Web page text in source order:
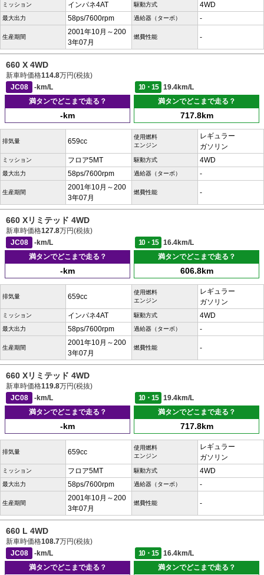
ミッション インパネ4AT 駆動方式 4WD
最大出力 58ps/7600rpm 過給器（ターボ） -
生産期間
2001年10月～200
3年07月
燃費性能 -
660 X 4WD
新車時価格114.8万円(税抜)
JC08
-km/L 10・15
19.4km/L
満タンでどこまで走る？
-km
満タンでどこまで走る？
717.8km
排気量 659cc
使用燃料
エンジン
レギュラー
ガソリン
ミッション フロア5MT 駆動方式 4WD
最大出力 58ps/7600rpm 過給器（ターボ） -
生産期間
2001年10月～200
3年07月
燃費性能 -
660 Xリミテッド 4WD
新車時価格127.8万円(税抜)
JC08
-km/L 10・15
16.4km/L
満タンでどこまで走る？
-km
満タンでどこまで走る？
606.8km
排気量 659cc
使用燃料
エンジン
レギュラー
ガソリン
ミッション インパネ4AT 駆動方式 4WD
最大出力 58ps/7600rpm 過給器（ターボ） -
生産期間
2001年10月～200
3年07月
燃費性能 -
660 Xリミテッド 4WD
新車時価格119.8万円(税抜)
JC08
-km/L 10・15
19.4km/L
満タンでどこまで走る？
-km
満タンでどこまで走る？
717.8km
排気量 659cc
使用燃料
エンジン
レギュラー
ガソリン
ミッション フロア5MT 駆動方式 4WD
最大出力 58ps/7600rpm 過給器（ターボ） -
生産期間
2001年10月～200
3年07月
燃費性能 -
660 L 4WD
新車時価格108.7万円(税抜)
JC08
-km/L 10・15
16.4km/L
満タンでどこまで走る？
満タンでどこまで走る？